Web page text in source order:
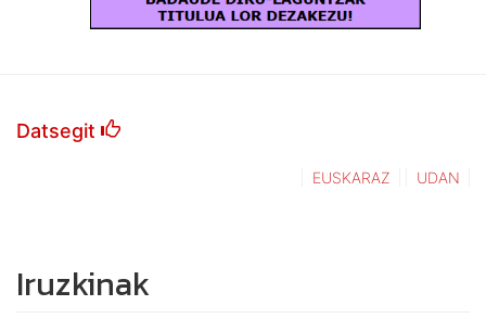
Datsegit
EUSKARAZ UDAN
Iruzkinak